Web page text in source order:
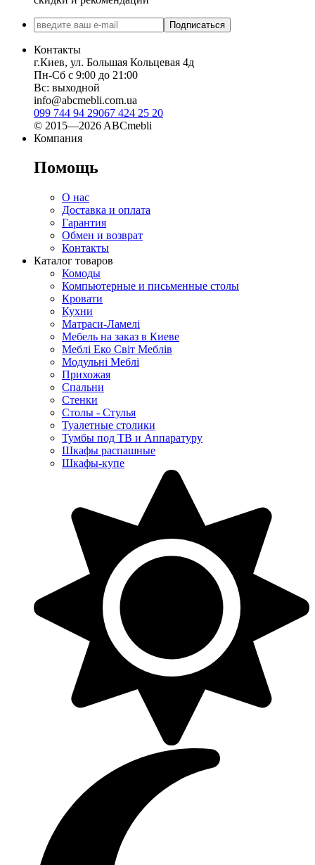
Подписаться
Контакты
г.Киев, ул. Большая Кольцевая 4д
Пн-Сб с 9:00 до 21:00
Вс: выходной
info@abcmebli.com.ua
099 744 94 29067 424 25 20
© 2015—2026 ABCmebli
Компания
Помощь
О нас
Доставка и оплата
Гарантия
Обмен и возврат
Контакты
Каталог товаров
Комоды
Компьютерные и письменные столы
Кровати
Кухни
Матраси-Ламелі
Мебель на заказ в Киеве
Меблі Еко Світ Меблів
Модульні Меблі
Прихожая
Спальни
Стенки
Столы - Стулья
Туалетные столики
Тумбы под ТВ и Аппаратуру
Шкафы распашные
Шкафы-купе